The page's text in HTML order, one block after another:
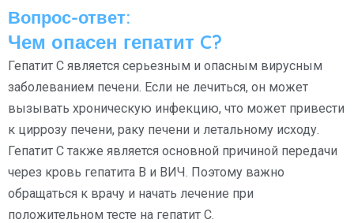
Вопрос-ответ:
Чем опасен гепатит C?
Гепатит C является серьезным и опасным вирусным
заболеванием печени. Если не лечиться, он может
вызывать хроническую инфекцию, что может привести
к циррозу печени, раку печени и летальному исходу.
Гепатит C также является основной причиной передачи
через кровь гепатита В и ВИЧ. Поэтому важно
обращаться к врачу и начать лечение при
положительном тесте на гепатит C.